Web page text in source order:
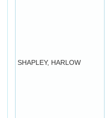
SHAPLEY, HARLOW